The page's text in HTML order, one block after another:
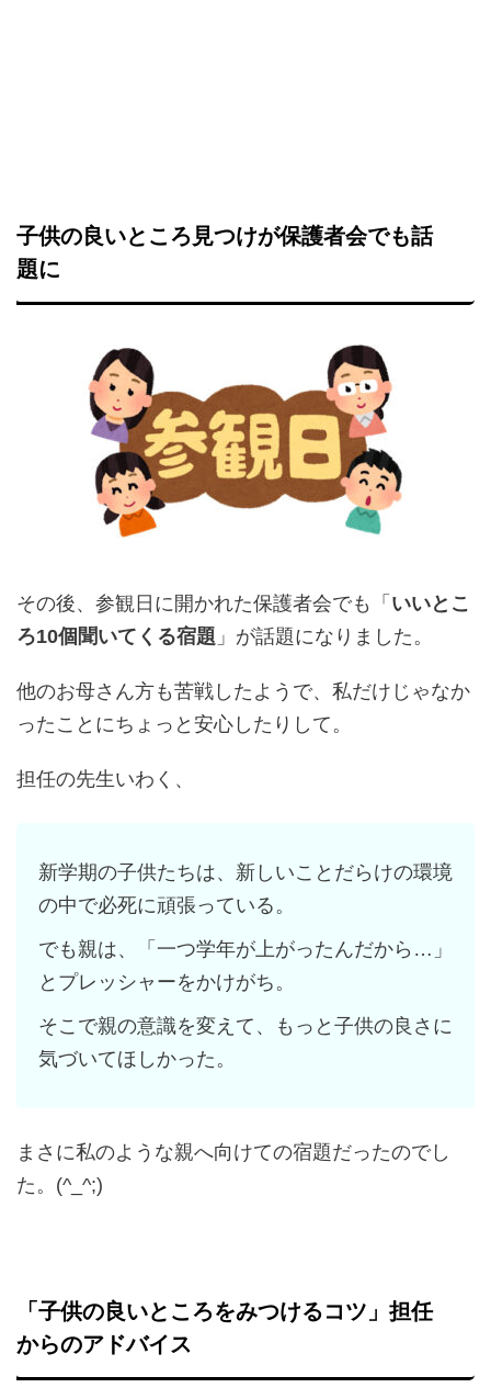
子供の良いところ見つけが保護者会でも話
題に
その後、参観日に開かれた保護者会でも「 いいとこ
ろ10個聞いてくる宿題 」が話題になりました。
他のお母さん方も苦戦したようで、私だけじゃなか
ったことにちょっと安心したりして。
担任の先生いわく、
新学期の子供たちは、新しいことだらけの環境
の中で必死に頑張っている。
でも親は、「一つ学年が上がったんだから…」
とプレッシャーをかけがち。
そこで親の意識を変えて、もっと子供の良さに
気づいてほしかった。
まさに私のような親へ向けての宿題だったのでし
た。(^_^;)
「子供の良いところをみつけるコツ」担任
からのアドバイス